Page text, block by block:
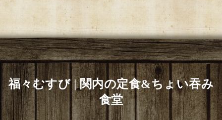
福々むすび | 関内の定食&ちょい吞み
食堂